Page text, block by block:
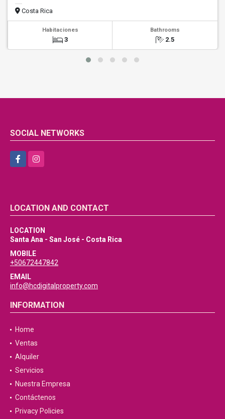
Costa Rica
Habitaciones
3
Bathrooms
2.5
SOCIAL NETWORKS
FacebookInstagram
LOCATION AND CONTACT
LOCATION
Santa Ana - San José - Costa Rica
MOBILE
+50672447842
EMAIL
info@hcdigitalproperty.com
INFORMATION
Home
Ventas
Alquiler
Servicios
Nuestra Empresa
Contáctenos
Privacy Policies